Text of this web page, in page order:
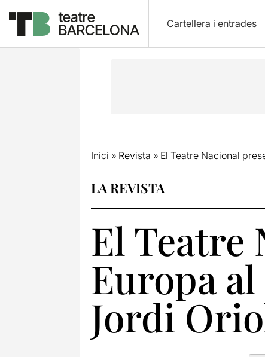
Cartellera i entrades
Inici » Revista » El Teatre Nacional
LA REVISTA
El Teatre
Europa
Jordi